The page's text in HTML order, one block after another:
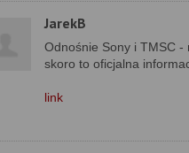
JarekB
Odnośnie Sony i TMSC
skoro to oficjalna
link